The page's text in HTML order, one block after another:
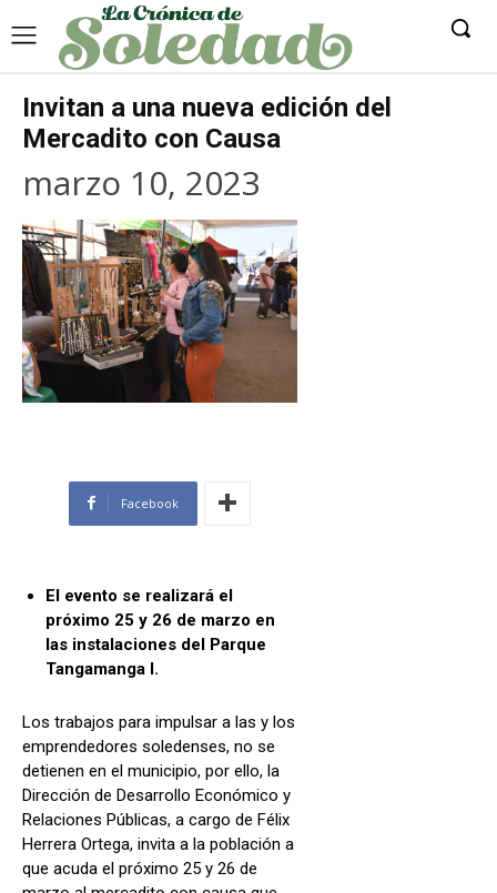
Invitan a una nueva edición del
Mercadito con Causa
marzo 10, 2023
Facebook
El evento se realizará el
próximo 25 y 26 de marzo en
las instalaciones del Parque
Tangamanga I.
Los trabajos para impulsar a las y los
emprendedores soledenses, no se
detienen en el municipio, por ello, la
Dirección de Desarrollo Económico y
Relaciones Públicas, a cargo de Félix
Herrera Ortega, invita a la población a
que acuda el próximo 25 y 26 de